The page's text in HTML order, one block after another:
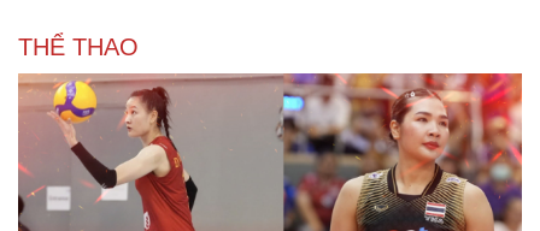
THỂ THAO